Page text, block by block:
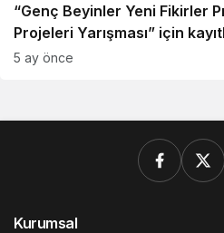
“Genç Beyinler Yeni Fikirler
Projeleri Yarışması” için
5 ay önce
Kurumsal